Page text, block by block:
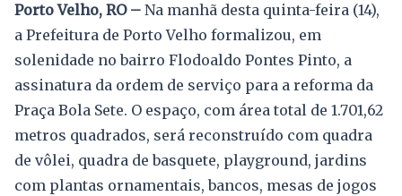
Porto Velho, RO – Na manhã desta quinta-feira (14),
a Prefeitura de Porto Velho formalizou, em
solenidade no bairro Flodoaldo Pontes Pinto, a
assinatura da ordem de serviço para a reforma da
Praça Bola Sete. O espaço, com área total de 1.701,62
metros quadrados, será reconstruído com quadra
de vôlei, quadra de basquete, playground, jardins
com plantas ornamentais, bancos, mesas de jogos